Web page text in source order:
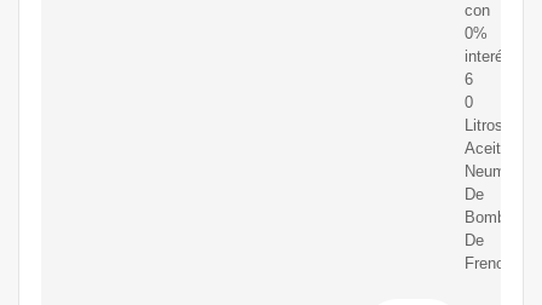
con
0%
interés.
6
0
Litros
Aceite
Neumático
De
Bomba
De
Freno